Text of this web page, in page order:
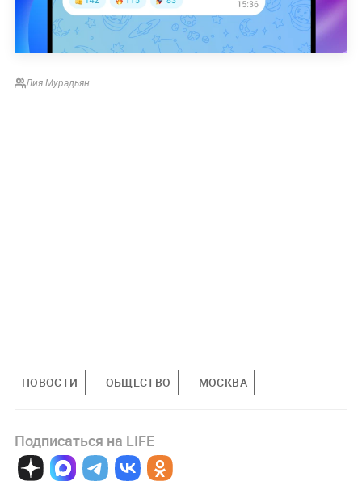
Лия Мурадьян
НОВОСТИ ОБЩЕСТВО МОСКВА
Подписаться на LIFE